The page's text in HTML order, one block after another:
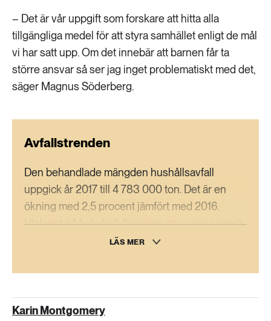
– Det är vår uppgift som forskare att hitta alla
tillgängliga medel för att styra samhället enligt de mål
vi har satt upp. Om det innebär att barnen får ta
större ansvar så ser jag inget problematiskt med det,
säger Magnus Söderberg.
Avfallstrenden
Den behandlade mängden hushållsavfall
uppgick år 2017 till 4 783 000 ton. Det är en
ökning med 2,5 procent jämfört med 2016.
Utslaget på hela befolkningen gav varje svensk
upphov till 473 kg hushållsavfall 2017, att
eftersom länderna tillämpar olika begrepp och
LÄS MER
Karin Montgomery